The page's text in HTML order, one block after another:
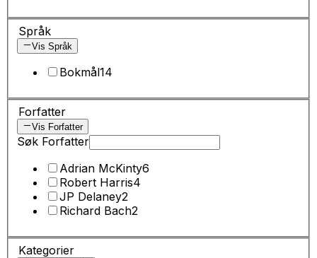
Språk
Vis Språk
Bokmål14
Forfatter
Vis Forfatter
Søk Forfatter
Adrian McKinty6
Robert Harris4
JP Delaney2
Richard Bach2
Kategorier